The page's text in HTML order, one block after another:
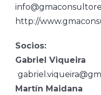
http://
Socios:
Gabriel Viqueira
Martín Maidana